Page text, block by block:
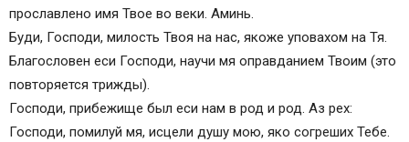
прославлено имя Твое во веки. Аминь.
Буди, Господи, милость Твоя на нас, якоже уповахом на Тя.
Благословен еси Господи, научи мя оправданием Твоим (это
повторяется трижды).
Господи, прибежище был еси нам в род и род. Аз рех:
Господи, помилуй мя, исцели душу мою, яко согреших Тебе.